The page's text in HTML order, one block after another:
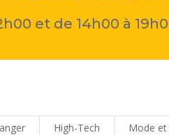
et de 14h00 à
High-Tech
Mode